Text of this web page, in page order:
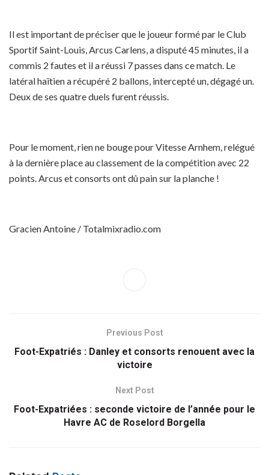
Il est important de préciser que le joueur formé par le Club
Sportif Saint-Louis, Arcus Carlens, a disputé 45 minutes, il a
commis 2 fautes et il a réussi 7 passes dans ce match. Le
latéral haïtien a récupéré 2 ballons, intercepté un, dégagé un.
Deux de ses quatre duels furent réussis.
Pour le moment, rien ne bouge pour Vitesse Arnhem, relégué
à la dernière place au classement de la compétition avec 22
points. Arcus et consorts ont dû pain sur la planche !
Gracien Antoine / Totalmixradio.com
Previous Post
Foot-Expatriés : Danley et consorts renouent avec la
victoire
Next Post
Foot-Expatriées : seconde victoire de l’année pour le
Havre AC de Roselord Borgella